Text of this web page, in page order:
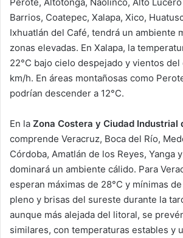
Barrios, Coatepec, Xalapa, Xico,
Ixhuatlán del Café, tendrá un ambiente
zonas elevadas. En Xalapa, la
22°C bajo cielo despejado y vientos
km/h. En áreas montañosas como
podrían descender a 12°C.
En la Zona Costera y Ciudad Industrial
comprende Veracruz, Boca del Río,
Córdoba, Amatlán de los Reyes, Yanga
dominará un ambiente cálido. Para
esperan máximas de 28°C y mínimas
pleno y brisas del sureste durante la
aunque más alejada del litoral, se
similares, con temperaturas estables y